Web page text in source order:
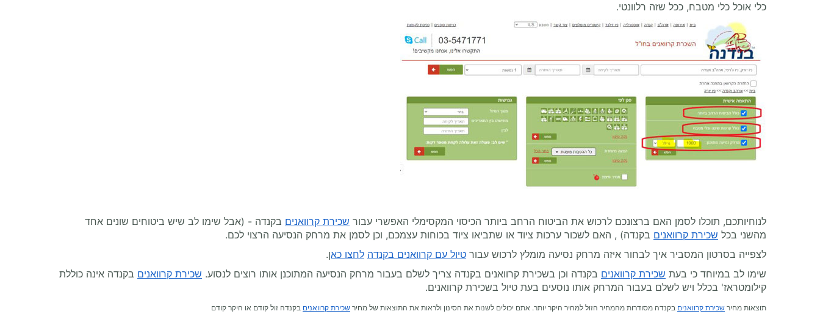
כלי אוכל כלי מטבח, ככל שזה רלוונטי.
לנוחיותכם, תוכלו לסמן האם ברצונכם לרכוש את הביטוח הרחב ביותר הכיסוי המקסימלי האפשרי עבור שכירת קרוואנים בקנדה - (אבל שימו לב שיש ביטוחים שונים אחד
מהשני בכל שכירת קרוואנים בקנדה) , האם לשכור ערכות ציוד או שתביאו ציוד בכוחות עצמכם, וכן לסמן את מרחק הנסיעה הרצוי לכם.
לצפייה בסרטון המסביר איך לבחור איזה מרחק נסיעה מומלץ לרכוש עבור טיול עם קרוואנים בקנדה לחצו כאן.
שימו לב במיוחד כי בעת שכירת קרוואנים בקנדה וכן בשכירת קרוואנים בקנדה צריך לשלם בעבור מרחק הנסיעה המתוכנן אותו רוצים לנסוע. שכירת קרוואנים בקנדה אינה כוללת
קילומטראז' בכלל ויש לשלם בעבור המרחק אותו נוסעים בעת טיול בשכירת קרוואנים.
תוצאות מחיר שכירת קרוואנים בקנדה מסודרות מהמחיר הזול למחיר היקר יותר. אתם יכולים לשנות את הסינון ולראות את התוצאות של מחיר שכירת קרוואנים בקנדה זול קודם או היקר קודם